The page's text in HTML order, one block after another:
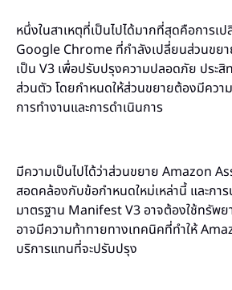
หนึ่งในสาเหตุที่เป็นไปได้มากที่สุดคือการเ
Google Chrome ที่กำลังเปลี่ยนส่วนขย
เป็น V3 เพื่อปรับปรุงความปลอดภัย ประสิ
ส่วนตัว โดยกำหนดให้ส่วนขยายต้องมีควา
การทำงานและการดำเนินการ
มีความเป็นไปได้ว่าส่วนขยาย Amazon
สอดคล้องกับข้อกำหนดใหม่เหล่านี้ และกา
มาตรฐาน Manifest V3 อาจต้องใช้ทรัพย
อาจมีความท้าทายทางเทคนิคที่ทำให้
บริการแทนที่จะปรับปรุง